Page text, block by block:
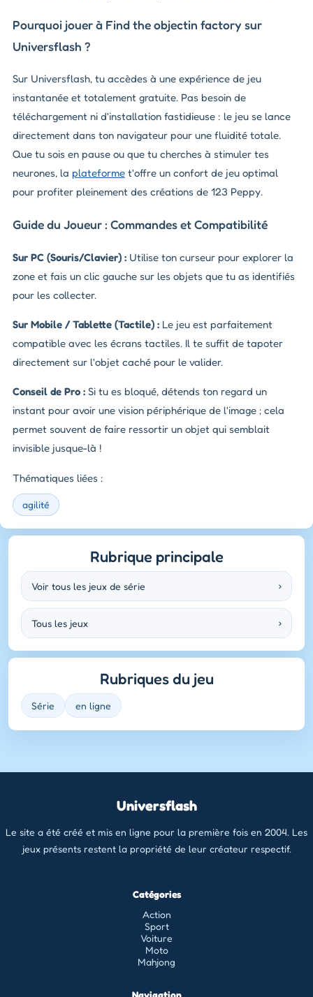
Pourquoi jouer à Find the objectin factory sur
Universflash ?
Sur Universflash, tu accèdes à une expérience de jeu
instantanée et totalement gratuite. Pas besoin de
téléchargement ni d'installation fastidieuse : le jeu se lance
directement dans ton navigateur pour une fluidité totale.
Que tu sois en pause ou que tu cherches à stimuler tes
neurones, la plateforme t'offre un confort de jeu optimal
pour profiter pleinement des créations de 123 Peppy.
Guide du Joueur : Commandes et Compatibilité
Sur PC (Souris/Clavier) : Utilise ton curseur pour explorer la
zone et fais un clic gauche sur les objets que tu as identifiés
pour les collecter.
Sur Mobile / Tablette (Tactile) : Le jeu est parfaitement
compatible avec les écrans tactiles. Il te suffit de tapoter
directement sur l'objet caché pour le valider.
Conseil de Pro : Si tu es bloqué, détends ton regard un
instant pour avoir une vision périphérique de l'image ; cela
permet souvent de faire ressortir un objet qui semblait
invisible jusque-là !
Thématiques liées :
agilité
Rubrique principale
Voir tous les jeux de série ›
Tous les jeux ›
Rubriques du jeu
Série en ligne
Universflash
Le site a été créé et mis en ligne pour la première fois en 2004. Les
jeux présents restent la propriété de leur créateur respectif.
Catégories
Action
Sport
Voiture
Moto
Mahjong
Navigation